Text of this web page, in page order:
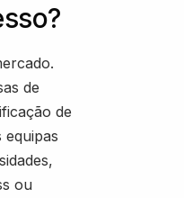
de
de
ou